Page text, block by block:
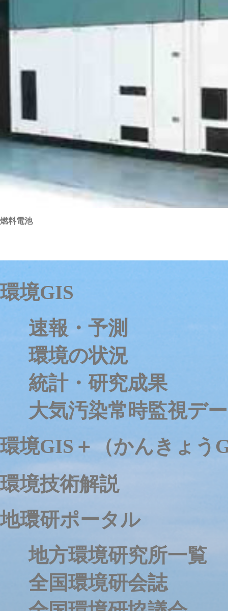
燃料電池
環境GIS
速報・予測
環境の状況
統計・研究成果
大気汚染常時監視デ
環境GIS＋（かんきょう
環境技術解説
地環研ポータル
地方環境研究所一覧
全国環境研会誌